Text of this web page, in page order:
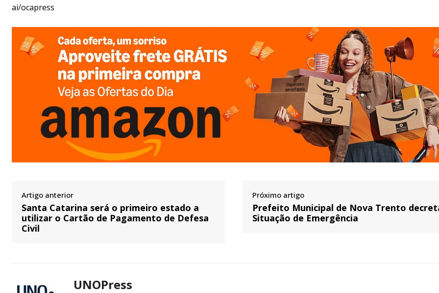
ai/ocapress
Artigo anterior
Santa Catarina será o primeiro estado a
utilizar o Cartão de Pagamento de Defesa
Civil
Próximo artigo
Prefeito Municipal de Nova Trento
Situação de Emergência
UNOPress